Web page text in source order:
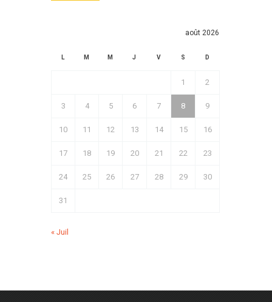
août 2026
L M M J V S D
1 2
3 4 5 6 7 8 9
10 11 12 13 14 15 16
17 18 19 20 21 22 23
24 25 26 27 28 29 30
31
« Juil